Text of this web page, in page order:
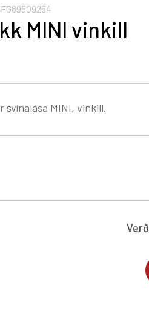
FG89509254
MINI vinkill
svínalása MINI, vinkill.
Verð